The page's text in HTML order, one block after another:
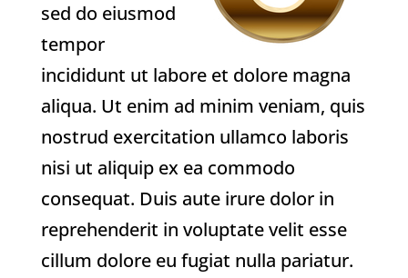
sed do eiusmod
tempor
incididunt ut labore et dolore magna
aliqua. Ut enim ad minim veniam, quis
nostrud exercitation ullamco laboris
nisi ut aliquip ex ea commodo
consequat. Duis aute irure dolor in
reprehenderit in voluptate velit esse
cillum dolore eu fugiat nulla pariatur.